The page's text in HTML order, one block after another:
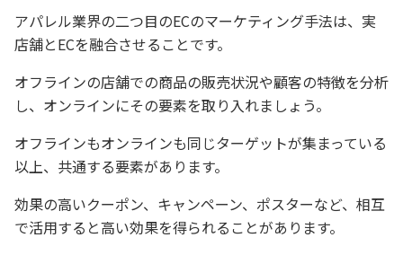
アパレル業界の二つ目のECのマーケティング手法は、実
店舗とECを融合させることです。
オフラインの店舗での商品の販売状況や顧客の特徴を分析
し、オンラインにその要素を取り入れましょう。
オフラインもオンラインも同じターゲットが集まっている
以上、共通する要素があります。
効果の高いクーポン、キャンペーン、ポスターなど、相互
で活用すると高い効果を得られることがあります。